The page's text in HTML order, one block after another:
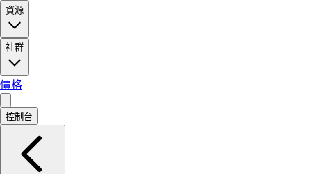
資源
社群
價格
控制台